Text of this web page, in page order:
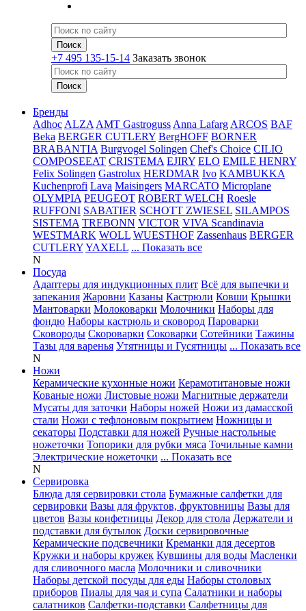
+7 495 135-15-14 Заказать звонок
Бренды
Adhoc ALZA AMT Gastroguss Anna Lafarg ARCOS BAF
Beka BERGER CUTLERY BergHOFF BORNER
BRABANTIA Burgvogel Solingen Chef's Choice CILIO
COMPOSEEAT CRISTEMA EJIRY ELO EMILE HENRY
Felix Solingen Gastrolux HERDMAR Ivo KAMBUKKA
Kuchenprofi Lava Maisingers MARCATO Microplane
OLYMPIA PEUGEOT ROBERT WELCH Roesle
RUFFONI SABATIER SCHOTT ZWIESEL SILAMPOS
SISTEMA TREBONN VICTOR VIVA Scandinavia
WESTMARK WOLL WUESTHOF Zassenhaus BERGER
CUTLERYYAXELL ... Показать все
N
Посуда
Адаптеры для индукционных плит Всё для выпечки и
запекания Жаровни Казаны Кастрюли Ковши Крышки
Мантоварки Молоковарки Молочники Наборы для
фондю Наборы кастрюль и сковород Пароварки
Сковороды Скороварки Соковарки Сотейники Тажины
Тазы для варенья Утятницы и Гусятницы ... Показать все
N
Ножи
Керамические кухонные ножи Керамотитановые ножи
Кованые ножи Листовые ножи Магнитные держатели
Мусаты для заточки Наборы ножей Ножи из дамасской
стали Ножи с тефлоновым покрытием Ножницы и
секаторы Подставки для ножей Ручные настольные
ножеточки Топорики для рубки мяса Точильные камни
Электрические ножеточки ... Показать все
N
Сервировка
Блюда для сервировки стола Бумажные салфетки для
сервировки Вазы для фруктов, фруктовницы Вазы для
цветов Вазы конфетницы Декор для стола Держатели и
подставки для бутылок Доски сервировочные
Керамические подсвечники Креманки для десертов
Кружки и наборы кружек Кувшины для воды Масленки
для сливочного масла Молочники и сливочники
Наборы детской посуды для еды Наборы столовых
приборов Пиалы для чая и супа Салатники и наборы
салатников Салфетки-подставки Салфетницы для